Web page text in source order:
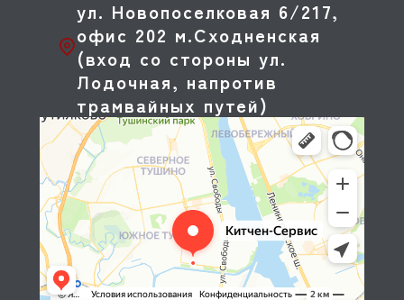
ул. Новопоселковая 6/217,
офис 202 м.Сходненская
(вход со стороны ул.
Лодочная, напротив
трамвайных путей)